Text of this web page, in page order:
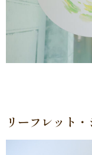
リーフレット